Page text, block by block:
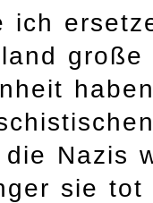
ich
Nazis
sie